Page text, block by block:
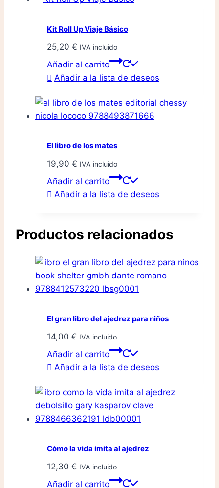
Kit Roll Up Viaje Básico
25,20 € IVA incluido
Añadir al carrito
Añadir a la lista de deseos
El libro de los mates
19,90 € IVA incluido
Añadir al carrito
Añadir a la lista de deseos
Productos relacionados
El gran libro del ajedrez para niños
14,00 € IVA incluido
Añadir al carrito
Añadir a la lista de deseos
Cómo la vida imita al ajedrez
12,30 € IVA incluido
Añadir al carrito